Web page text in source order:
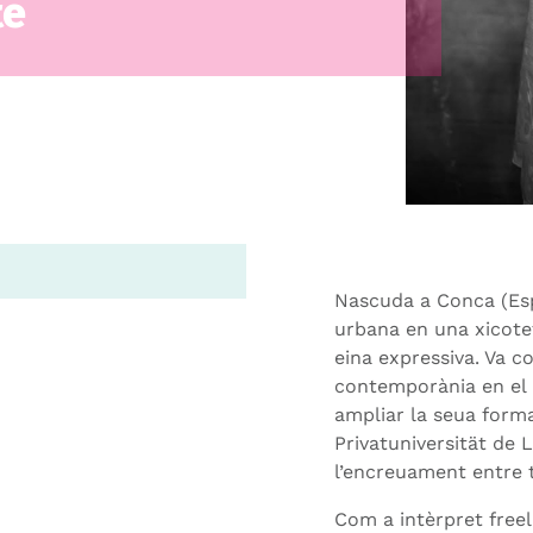
Nascuda a Conca
urbana en una
eina expressiva. Va
contemporània en el
ampliar la seua
Privatuniversität de
l’encreuament
Com a intèrpret